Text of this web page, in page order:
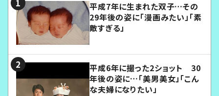
平成7年に生まれた双子…その
29年後の姿に「漫画みたい」「素
敵すぎる」
平成6年に撮った2ショット 30
年後の姿に…「美男美女」「こん
な夫婦になりたい」